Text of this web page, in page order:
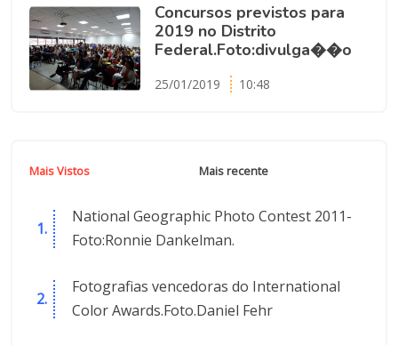
Concursos previstos para
2019 no Distrito
Federal.Foto:divulga��o
25/01/2019 10:48
Mais Vistos Mais recente
National Geographic Photo Contest 2011-
Foto:Ronnie Dankelman.
Fotografias vencedoras do International
Color Awards.Foto.Daniel Fehr